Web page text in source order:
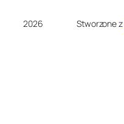
2026 Stworzone z